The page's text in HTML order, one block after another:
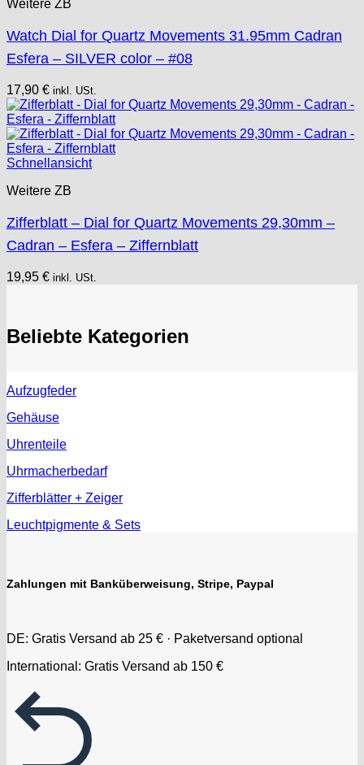
Weitere ZB
Watch Dial for Quartz Movements 31.95mm Cadran
Esfera – SILVER color – #08
17,90 € inkl. USt.
Schnellansicht
Weitere ZB
Zifferblatt – Dial for Quartz Movements 29,30mm –
Cadran – Esfera – Ziffernblatt
19,95 € inkl. USt.
Beliebte Kategorien
Aufzugfeder
Gehäuse
Uhrenteile
Uhrmacherbedarf
Zifferblätter + Zeiger
Leuchtpigmente & Sets
Zahlungen mit Banküberweisung, Stripe, Paypal
DE: Gratis Versand ab 25 € · Paketversand optional
International: Gratis Versand ab 150 €